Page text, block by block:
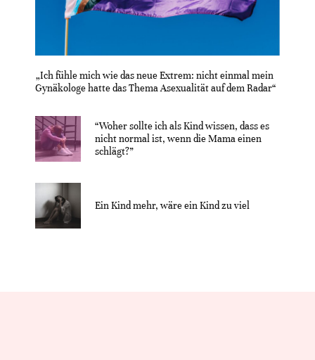
„Ich fühle mich wie das neue Extrem: nicht einmal mein
Gynäkologe hatte das Thema Asexualität auf dem Radar“
“Woher sollte ich als Kind wissen, dass es
nicht normal ist, wenn die Mama einen
schlägt?”
Ein Kind mehr, wäre ein Kind zu viel